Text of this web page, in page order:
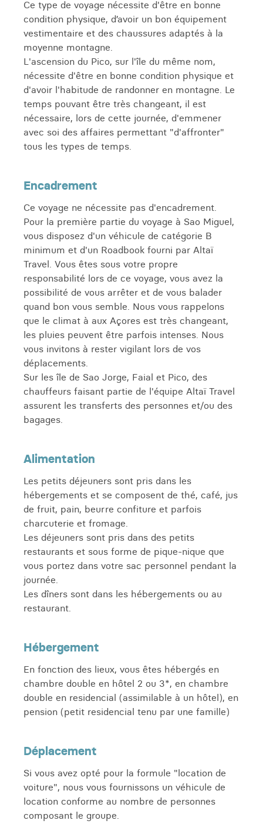
marche et un peu plus long
qu'annoncé ... Rondo à Faial.
Capelhinos à faire plutôt en sens
inverse ( ce que nous avons fait ! )
sinon la première partie serait peu
intéressante alors qu' en sens inverse
on fait les montées sur le début et sur
la fin on profite du paysage en
descendant. .. il faut être adaptable et
savoir « lire « une carte mais c est
tout et vraiment c est un très beau
seulement sur la caldeira de Faial et
sortie baleines le mercredi matin
avant de reprendre l avion enfin de
après midi !
Marie-Pierre
Voyage effectué en 2025
Ce type de voyage nécessite d'être en bonne
condition physique, d’avoir un bon équipement
vestimentaire et des chaussures adaptés à la
moyenne montagne.
L'ascension du Pico, sur l'île du même nom,
nécessite d'être en bonne condition physique et
d'avoir l'habitude de randonner en montagne. Le
temps pouvant être très changeant, il est
nécessaire, lors de cette journée, d'emmener
avec soi des affaires permettant "d'affronter"
tous les types de temps.
Encadrement
Ce voyage ne nécessite pas d'encadrement.
Pour la première partie du voyage à Sao Miguel,
vous disposez d'un véhicule de catégorie B
minimum et d'un Roadbook fourni par Altaï
Travel. Vous êtes sous votre propre
responsabilité lors de ce voyage, vous avez la
possibilité de vous arrêter et de vous balader
quand bon vous semble. Nous vous rappelons
que le climat à aux Açores est très changeant,
les pluies peuvent être parfois intenses. Nous
vous invitons à rester vigilant lors de vos
déplacements.
Sur les île de Sao Jorge, Faial et Pico, des
chauffeurs faisant partie de l'équipe Altaï Travel
assurent les transferts des personnes et/ou des
bagages.
Alimentation
Les petits déjeuners sont pris dans les
hébergements et se composent de thé, café, jus
de fruit, pain, beurre confiture et parfois
charcuterie et fromage.
Les déjeuners sont pris dans des petits
restaurants et sous forme de pique-nique que
vous portez dans votre sac personnel pendant la
journée.
Les dîners sont dans les hébergements ou au
restaurant.
Hébergement
En fonction des lieux, vous êtes hébergés en
chambre double en hôtel 2 ou 3*, en chambre
double en residencial (assimilable à un hôtel), en
pension (petit residencial tenu par une famille)
Déplacement
Si vous avez opté pour la formule "location de
voiture", nous vous fournissons un véhicule de
location conforme au nombre de personnes
composant le groupe.